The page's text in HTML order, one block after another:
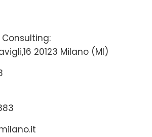
20123 Milano (MI)